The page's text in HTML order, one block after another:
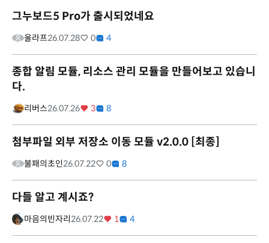
그누보드5 Pro가 출시되었네요
울라프26.07.28 0 4
종합 알림 모듈, 리소스 관리 모듈을 만들어보고 있습니
다.
리버스26.07.26 3 8
첨부파일 외부 저장소 이동 모듈 v2.0.0 [최종]
불패의초인26.07.22 0 8
다들 알고 계시죠?
마음의빈자리26.07.22 1 4